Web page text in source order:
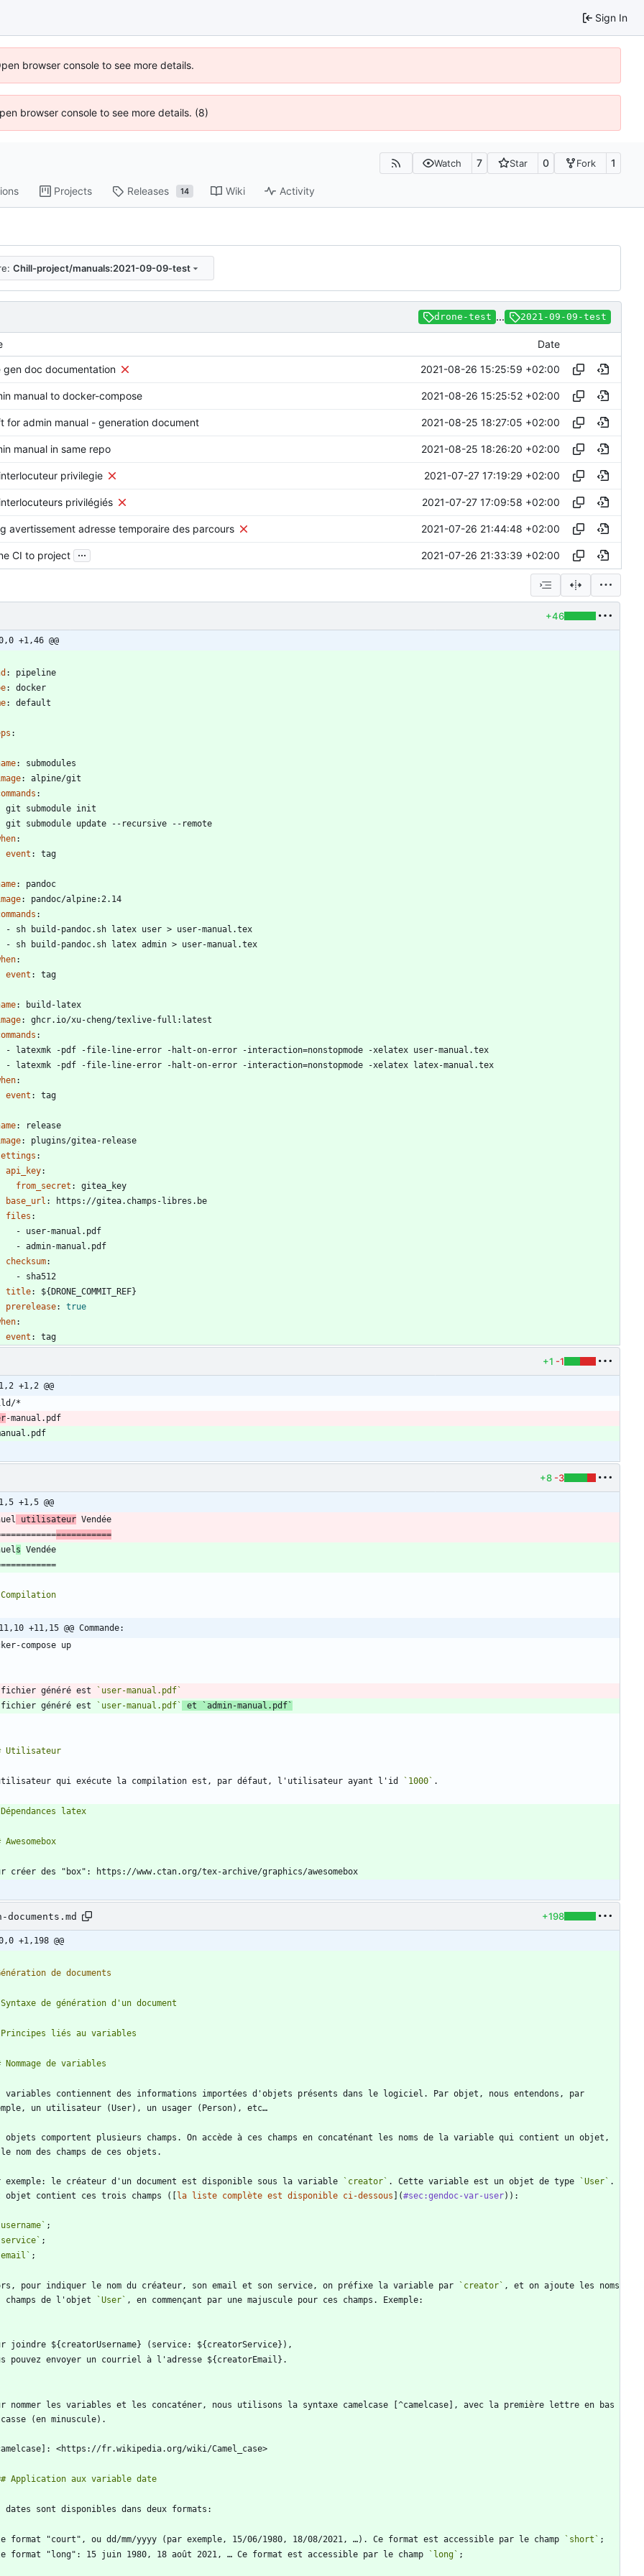
Sign In
browser console to see more details.
browser console to see more details. (8)
Watch 7 Star 0 Fork 1
Projects Releases 14 Wiki Activity
Chill-project/manuals:2021-09-09-test
drone-test ... 2021-09-09-test
Date
gen doc documentation 2021-08-26 15:25:59 +02:00
manual to docker-compose 2021-08-26 15:25:52 +02:00
for admin manual - generation document 2021-08-25 18:27:05 +02:00
manual in same repo 2021-08-25 18:26:20 +02:00
privilegie 2021-07-27 17:19:29 +02:00
privilégiés 2021-07-27 17:09:58 +02:00
avertissement adresse temporaire des parcours 2021-07-26 21:44:48 +02:00
CI to project ... 2021-07-26 21:33:39 +02:00
+46
+1,46 @@
:
pipeline
:
docker
: default
:
:
submodules
:
alpine/git
:
git submodule init
git submodule update --recursive --remote
:
event : tag
:
pandoc
:
pandoc/alpine:2.14
:
- sh build-pandoc.sh latex user > user-manual.tex
- sh build-pandoc.sh latex admin > user-manual.tex
:
event : tag
:
build-latex
:
ghcr.io/xu-cheng/texlive-full:latest
:
-
latexmk -pdf -file-line-error -halt-on-error -interaction=nonstopmode -xelatex user-manual.tex
-
latexmk -pdf -file-line-error -halt-on-error -interaction=nonstopmode -xelatex latex-manual.tex
:
event : tag
:
release
:
plugins/gitea-release
:
api_key:
from_secret :
gitea_key
base_url :
https://gitea.champs-libres.be
files :
- user-manual.pdf
- admin-manual.pdf
checksum:
- sha512
title:
${DRONE_COMMIT_REF}
prerelease:
true
:
event : tag
+1 -1
+1,2 @@
+8 -3
+1,5 @@
utilisateur
===========
s
+11,15 @@ Commande:
fichier généré est
`user-manual.pdf`
fichier généré est
`user-manual.pdf` et `admin-manual.pdf`
qui exécute la compilation est, par défaut, l'utilisateur ayant l'id `1000`
+198
+1,198 @@
variables contiennent des informations importées d'objets présents dans le logiciel. Par objet, nous entendons, par
objets comportent plusieurs champs. On accède à ces champs en concaténant les noms de la variable qui contient un objet,
exemple: le créateur d'un document est disponible sous la variable `creator` . Cette variable est un objet de type `User` .
objet contient ces trois champs ([
la liste complète est disponible ci-dessous ](#sec:gendoc-var-user
pour indiquer le nom du créateur, son email et son service, on préfixe la variable par `creator` , et on ajoute les noms
champs de l'objet
`User`
nommer les variables et les concaténer, nous utilisons la syntaxe camelcase [^camelcase], avec la première lettre en bas
format "court", ou dd/mm/yyyy (par exemple, 15/06/1980, 18/08/2021, …). Ce format est accessible par le champ `short`
format "long": 15 juin 1980, 18 août 2021, … Ce format est accessible par le champ
`long`